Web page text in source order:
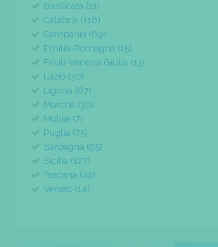
Basilicata (11)
Calabria (116)
Campania (69)
Emilia-Romagna (15)
Friuli-Venezia Giulia (13)
Lazio (30)
Liguria (67)
Marche (30)
Molise (7)
Puglia (75)
Sardegna (95)
Sicilia (127)
Toscana (42)
Veneto (14)